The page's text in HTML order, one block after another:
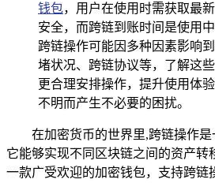
钱包，用户在使用时需获取最
安全，而跨链到账时间是使用
跨链操作可能因多种因素影响
堵状况、跨链协议等，了解这
更合理安排操作，提升使用体
不明而产生不必要的困扰。
在加密货币的世界里,跨链操作是
它能够实现不同区块链之间的资产转
一款广受欢迎的加密钱包，支持跨链